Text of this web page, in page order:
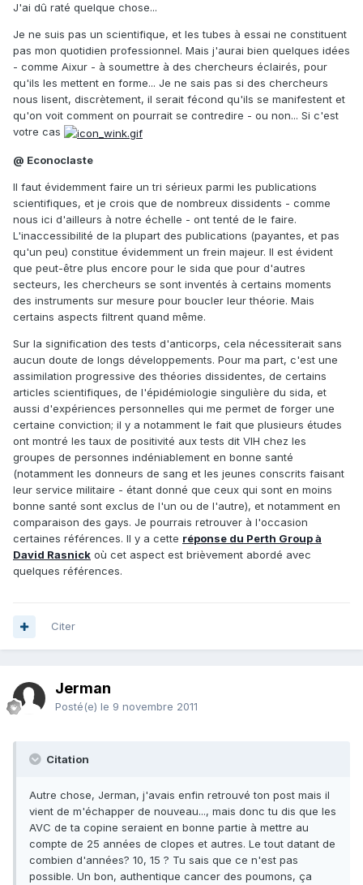
J'ai dû raté quelque chose...
Je ne suis pas un scientifique, et les tubes à essai ne constituent
pas mon quotidien professionnel. Mais j'aurai bien quelques idées
- comme Aixur - à soumettre à des chercheurs éclairés, pour
qu'ils les mettent en forme... Je ne sais pas si des chercheurs
nous lisent, discrètement, il serait fécond qu'ils se manifestent et
qu'on voit comment on pourrait se contredire - ou non... Si c'est
votre cas
@ Econoclaste
Il faut évidemment faire un tri sérieux parmi les publications
scientifiques, et je crois que de nombreux dissidents - comme
nous ici d'ailleurs à notre échelle - ont tenté de le faire.
L'inaccessibilité de la plupart des publications (payantes, et pas
qu'un peu) constitue évidemment un frein majeur. Il est évident
que peut-être plus encore pour le sida que pour d'autres
secteurs, les chercheurs se sont inventés à certains moments
des instruments sur mesure pour boucler leur théorie. Mais
certains aspects filtrent quand même.
Sur la signification des tests d'anticorps, cela nécessiterait sans
aucun doute de longs développements. Pour ma part, c'est une
assimilation progressive des théories dissidentes, de certains
articles scientifiques, de l'épidémiologie singulière du sida, et
aussi d'expériences personnelles qui me permet de forger une
certaine conviction; il y a notamment le fait que plusieurs études
ont montré les taux de positivité aux tests dit VIH chez les
groupes de personnes indéniablement en bonne santé
(notamment les donneurs de sang et les jeunes conscrits faisant
leur service militaire - étant donné que ceux qui sont en moins
bonne santé sont exclus de l'un ou de l'autre), et notamment en
comparaison des gays. Je pourrais retrouver à l'occasion
certaines références. Il y a cette réponse du Perth Group à
David Rasnick où cet aspect est brièvement abordé avec
quelques références.
Citer
Jerman
Posté(e) le 9 novembre 2011
Citation
Autre chose, Jerman, j'avais enfin retrouvé ton post mais il
vient de m'échapper de nouveau..., mais donc tu dis que les
AVC de ta copine seraient en bonne partie à mettre au
compte de 25 années de clopes et autres. Le tout datant de
combien d'années? 10, 15 ? Tu sais que ce n'est pas
possible. Un bon, authentique cancer des poumons, ça